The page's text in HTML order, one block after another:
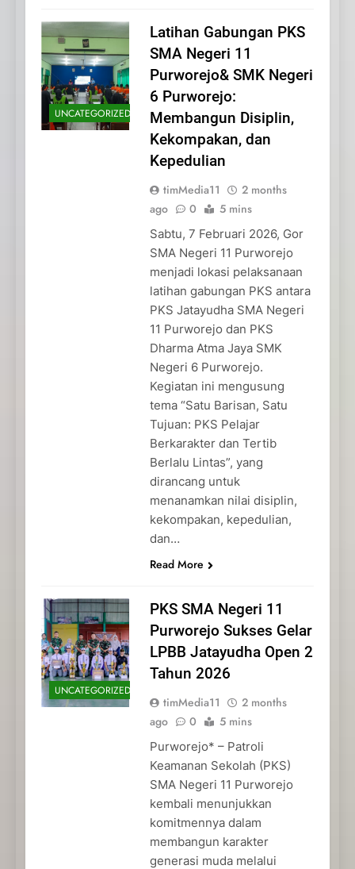
UNCATEGORIZED
Latihan Gabungan PKS
SMA Negeri 11
Purworejo& SMK Negeri
6 Purworejo:
Membangun Disiplin,
Kekompakan, dan
Kepedulian
timMedia11
2 months
ago
0 5 mins
Sabtu, 7 Februari 2026, Gor
SMA Negeri 11 Purworejo
menjadi lokasi pelaksanaan
latihan gabungan PKS antara
PKS Jatayudha SMA Negeri
11 Purworejo dan PKS
Dharma Atma Jaya SMK
Negeri 6 Purworejo.
Kegiatan ini mengusung
tema “Satu Barisan, Satu
Tujuan: PKS Pelajar
Berkarakter dan Tertib
Berlalu Lintas”, yang
dirancang untuk
menanamkan nilai disiplin,
kekompakan, kepedulian,
dan…
Read More
UNCATEGORIZED
PKS SMA Negeri 11
Purworejo Sukses Gelar
LPBB Jatayudha Open 2
Tahun 2026
timMedia11
2 months
ago
0 5 mins
Purworejo* – Patroli
Keamanan Sekolah (PKS)
SMA Negeri 11 Purworejo
kembali menunjukkan
komitmennya dalam
membangun karakter
generasi muda melalui